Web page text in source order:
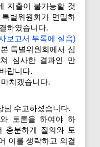
지출이 불가능할 것
별위원회가 면밀하
하였습니다.
보고서 부록에 실음)
특별위원회에서 심
심사한 결과인 만
랍니다.
치겠습니다.
수고하셨습니다.
토론을 하여야 하
충분하게 질의와 토
이를 생략하고 의결